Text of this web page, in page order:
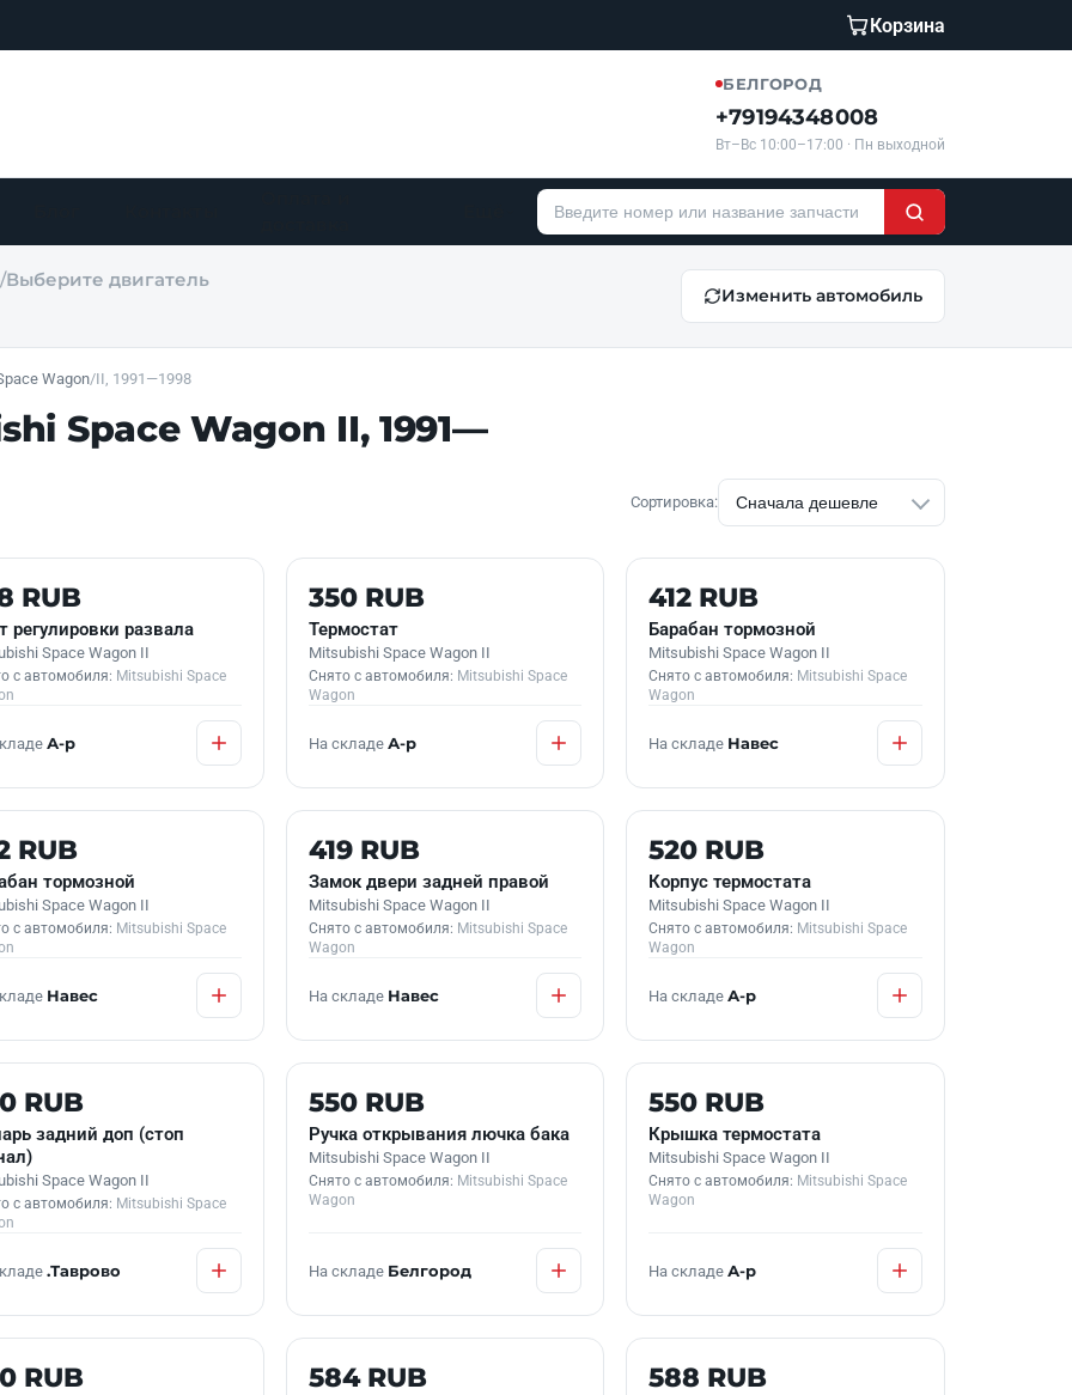
Корзина
БЕЛГОРОД
+79194348008
Вт–Вс 10:00–17:00 · Пн выходной
/Выберите двигатель
Изменить автомобиль
Wagon/II, 1991—1998
Space Wagon II, 1991—
Сортировка:
НАЛИЧИИ
RUB
регулировки развала
Space Wagon II
с автомобиля: Mitsubishi Space
А-р
Б/У В НАЛИЧИИ
350 RUB
Термостат
Mitsubishi Space Wagon II
Снято с автомобиля: Mitsubishi Space
Wagon
На складе А-р
Б/У В НАЛИЧИИ
412 RUB
Барабан тормозной
Mitsubishi Space Wagon II
Снято с автомобиля: Mitsubishi Space
Wagon
На складе Навес
В НАЛИЧИИ
RUB
тормозной
Space Wagon II
с автомобиля: Mitsubishi Space
Навес
Б/У В НАЛИЧИИ
419 RUB
Замок двери задней правой
Mitsubishi Space Wagon II
Снято с автомобиля: Mitsubishi Space
Wagon
На складе Навес
Б/У В НАЛИЧИИ
520 RUB
Корпус термостата
Mitsubishi Space Wagon II
Снято с автомобиля: Mitsubishi Space
Wagon
На складеА-р
НАЛИЧИИ
RUB
задний доп (стоп
Space Wagon II
с автомобиля: Mitsubishi Space
.Таврово
Б/У В НАЛИЧИИ
550 RUB
Ручка открывания лючка бака
Mitsubishi Space Wagon II
Снято с автомобиля: Mitsubishi Space
Wagon
На складе Белгород
Б/У В НАЛИЧИИ
550 RUB
Крышка термостата
Mitsubishi Space Wagon II
Снято с автомобиля: Mitsubishi Space
Wagon
На складеА-р
НАЛИЧИИ
RUB Б/У В НАЛИЧИИ
584 RUB Б/У В НАЛИЧИИ
588 RUB